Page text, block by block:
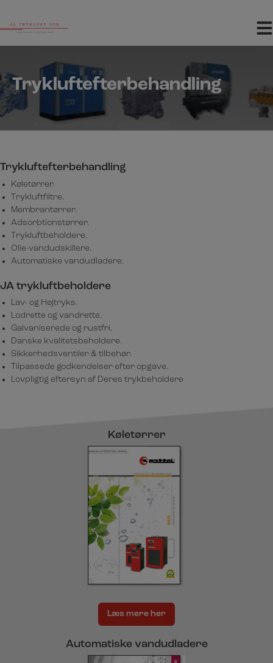
indholdet
Trykluftefterbehandling
Trykluftefterbehandling
Køletørrer.
Trykluftfiltre.
Membrantørrer.
Adsorbtionstørrer.
Trykluftbeholdere.
Olie-vandudskillere.
Automatiske vandudladere.
JA trykluftbeholdere
Lav- og Højtryks.
Lodrette og vandrette.
Galvaniserede og rustfri.
Danske kvalitetsbeholdere.
Sikkerhedsventiler & tilbehør.
Tilpassede godkendelser efter opgave.
Lovpligtig eftersyn af Deres trykbeholdere
Køletørrer
Læs mere her
Automatiske vandudladere